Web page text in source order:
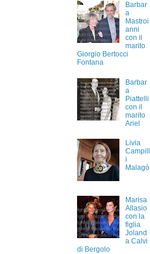
Barbar
a
Mastroi
anni
con il
marito
Giorgio Bertocci
Fontana
Barbar
a
Piattelli
con il
marito
Ariel
Livia
Campill
i
Malagò
Marisa
Allasio
con la
figlia
Joland
a Calvi
di Bergolo